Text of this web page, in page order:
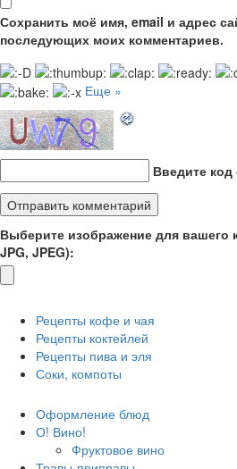
Сохранить моё имя, email и адрес
последующих моих комментариев.
Еще »
Введите код
Выберите изображение для вашего
JPG, JPEG):
Рецепты кофе и чая
Рецепты коктейлей
Рецепты пива и эля
Соки, компоты
Оформление блюд
О! Вино!
Фруктовое вино